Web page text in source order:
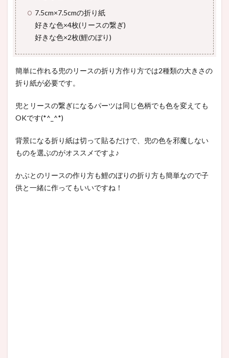
7.5cm×7.5cmの折り紙
好きな色×4枚(リースの繋ぎ)
好きな色×2枚(鯉のぼり)
簡単に作れる兜のリースの折り方作り方では2種類の大きさの
折り紙が必要です。
兜とリースの繋ぎになるパーツは同じ色柄でも色を変えても
OKです(*^_^*)
背景になる折り紙は切って貼るだけで、兜の色を邪魔しない
ものを選ぶのがオススメですよ♪
かぶとのリースの作り方も鯉のぼりの折り方も簡単なので子
供と一緒に作ってもいいですね！